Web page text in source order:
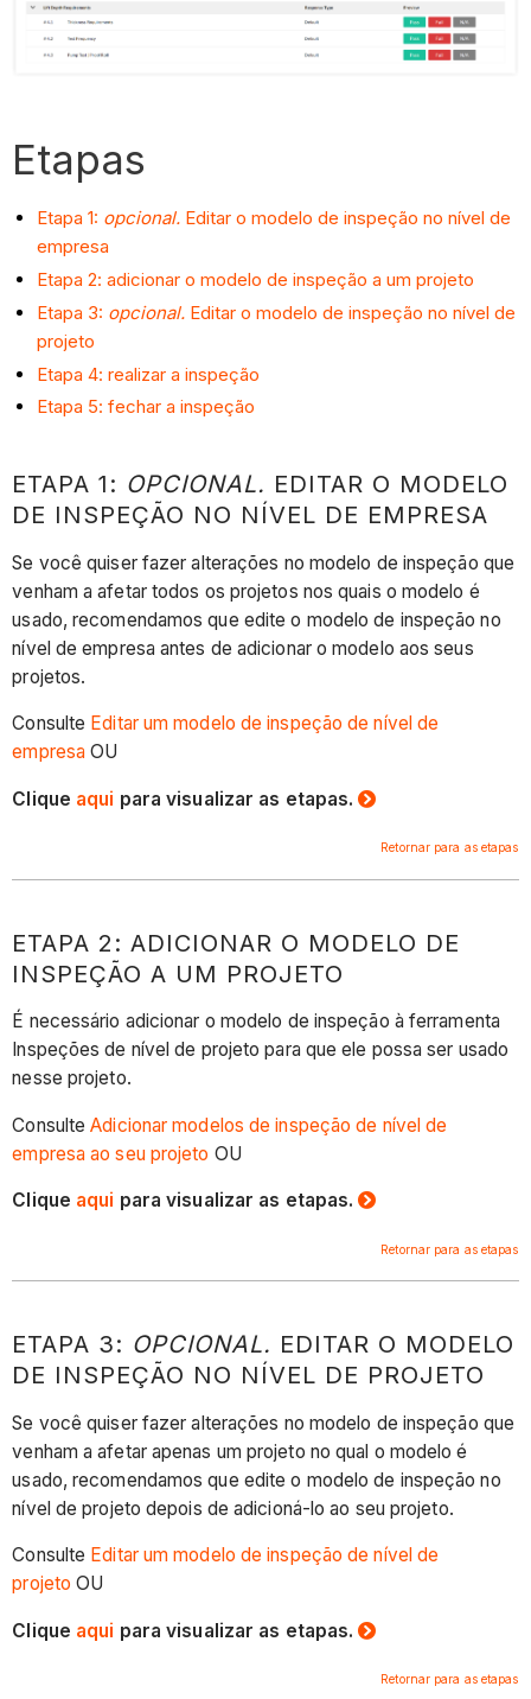
Etapas
Etapa 1: opcional. Editar o modelo de inspeção no nível de
empresa
Etapa 2: adicionar o modelo de inspeção a um projeto
Etapa 3: opcional. Editar o modelo de inspeção no nível de
projeto
Etapa 4: realizar a inspeção
Etapa 5: fechar a inspeção
ETAPA 1: OPCIONAL. EDITAR O MODELO
DE INSPEÇÃO NO NÍVEL DE EMPRESA
Se você quiser fazer alterações no modelo de inspeção que
venham a afetar todos os projetos nos quais o modelo é
usado, recomendamos que edite o modelo de inspeção no
nível de empresa antes de adicionar o modelo aos seus
projetos.
Consulte Editar um modelo de inspeção de nível de
empresa OU
Clique aqui para visualizar as etapas.
Retornar para as etapas
ETAPA 2: ADICIONAR O MODELO DE
INSPEÇÃO A UM PROJETO
É necessário adicionar o modelo de inspeção à ferramenta
Inspeções de nível de projeto para que ele possa ser usado
nesse projeto.
ConsulteAdicionar modelos de inspeção de nível de
empresa ao seu projeto OU
Clique aqui para visualizar as etapas.
Retornar para as etapas
ETAPA 3: OPCIONAL. EDITAR O MODELO
DE INSPEÇÃO NO NÍVEL DE PROJETO
Se você quiser fazer alterações no modelo de inspeção que
venham a afetar apenas um projeto no qual o modelo é
usado, recomendamos que edite o modelo de inspeção no
nível de projeto depois de adicioná-lo ao seu projeto.
Consulte Editar um modelo de inspeção de nível de
projeto OU
Clique aqui para visualizar as etapas.
Retornar para as etapas